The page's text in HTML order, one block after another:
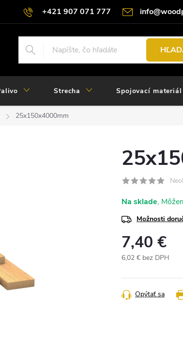
+421 907 071 777
Strecha Spojovací materiál
25x150x4000mm
Na sklade
Možnosti
7,40 €
6,02 € bez DPH
cena:
Opýtať sa